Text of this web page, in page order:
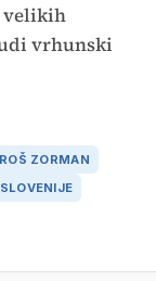
velikih
vrhunski
ZORMAN